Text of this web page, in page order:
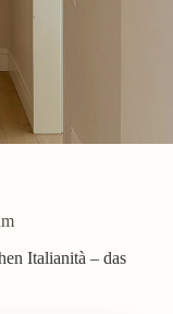
Italianità – das